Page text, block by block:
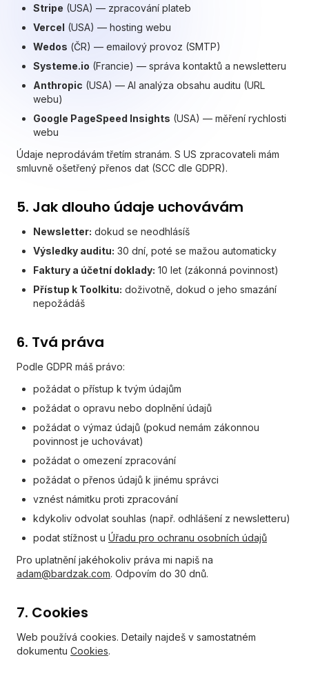
Stripe (USA) — zpracování plateb
Vercel (USA) — hosting webu
Wedos (ČR) — emailový provoz (SMTP)
Systeme.io (Francie) — správa kontaktů a newsletteru
Anthropic (USA) — AI analýza obsahu auditu (URL
webu)
Google PageSpeed Insights (USA) — měření rychlosti
webu
Údaje neprodávám třetím stranám. S US zpracovateli mám
smluvně ošetřený přenos dat (SCC dle GDPR).
5. Jak dlouho údaje uchovávám
Newsletter: dokud se neodhlásíš
Výsledky auditu: 30 dní, poté se mažou automaticky
Faktury a účetní doklady: 10 let (zákonná povinnost)
Přístup k Toolkitu: doživotně, dokud o jeho smazání
nepožádáš
6. Tvá práva
Podle GDPR máš právo:
požádat o přístup k tvým údajům
požádat o opravu nebo doplnění údajů
požádat o výmaz údajů (pokud nemám zákonnou
povinnost je uchovávat)
požádat o omezení zpracování
požádat o přenos údajů k jinému správci
vznést námitku proti zpracování
kdykoliv odvolat souhlas (např. odhlášení z newsletteru)
podat stížnost u Úřadu pro ochranu osobních údajů
Pro uplatnění jakéhokoliv práva mi napiš na
adam@bardzak.com. Odpovím do 30 dnů.
7. Cookies
Web používá cookies. Detaily najdeš v samostatném
dokumentu Cookies.